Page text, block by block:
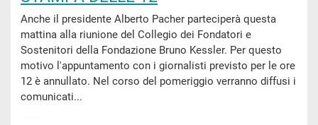
Anche il presidente Alberto Pacher parteciperà questa
mattina alla riunione del Collegio dei Fondatori e
Sostenitori della Fondazione Bruno Kessler. Per questo
motivo l'appuntamento con i giornalisti previsto per le ore
12 è annullato. Nel corso del pomeriggio verranno diffusi i
comunicati...